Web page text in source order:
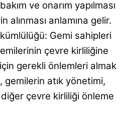
ve onarım yapılması
alınması anlamına gelir.
Gemi sahipleri
çevre kirliliğine
gerekli önlemleri almak
gemilerin atık yönetimi,
çevre kirliliği önleme